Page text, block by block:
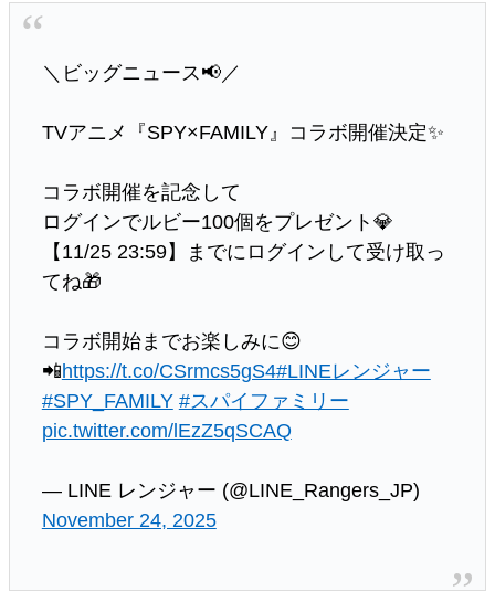
＼ビッグニュース📢／
TVアニメ『SPY×FAMILY』コラボ開催決定✨
コラボ開催を記念して
ログインでルビー100個をプレゼント💎
【11/25 23:59】までにログインして受け取っ
てね🎁
コラボ開始までお楽しみに😊
📲https://t.co/CSrmcs5gS4#LINEレンジャー
#SPY_FAMILY #スパイファミリー
pic.twitter.com/lEzZ5qSCAQ
— LINE レンジャー (@LINE_Rangers_JP)
November 24, 2025